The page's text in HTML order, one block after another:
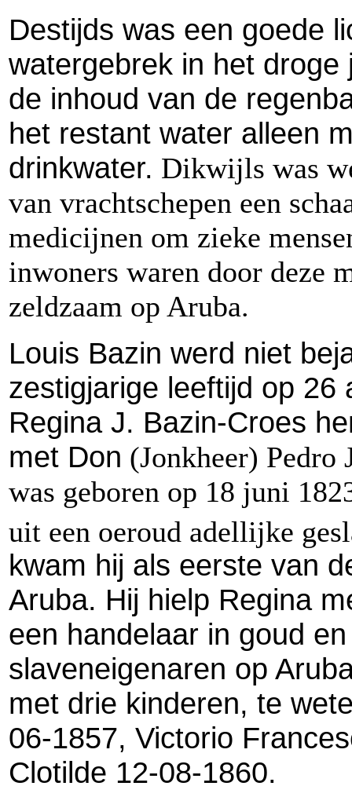
Destijds was een goede
watergebrek in het
de inhoud van de
het restant water alleen
drinkwater. Dikwijls was
van vrachtschepen een
medicijnen om zieke
inwoners waren door deze
zeldzaam op Aruba.
Louis Bazin werd niet
zestigjarige leeftijd op 26
Regina J. Bazin-Croes
met Don (Jonkheer) Pedro
was geboren op 18 juni
uit een oeroud adellijke
kwam hij als eerste van
Aruba. Hij hielp Regina
een handelaar in goud
slaveneigenaren op
met drie kinderen, te
06-1857, Victorio
Clotilde 12-08-1860.